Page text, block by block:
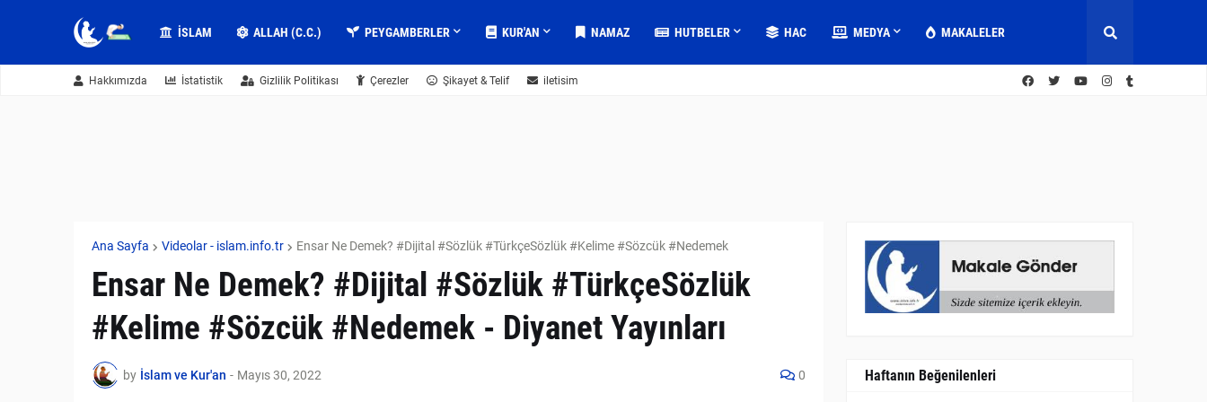
İSLAM ALLAH (C.C.) PEYGAMBERLER KUR'AN NAMAZ HUTBELER HAC MEDYA MAKALELER
Hakkımızda İstatistik Gizlilik Politikası Çerezler Şikayet & Telif iletisim
Ana Sayfa Videolar - islam.info.tr Ensar Ne Demek? #Dijital #Sözlük #TürkçeSözlük #Kelime #Sözcük #Nedemek
Ensar Ne Demek? #Dijital #Sözlük #TürkçeSözlük
#Kelime #Sözcük #Nedemek - Diyanet Yayınları
by İslam ve Kur'an - Mayıs 30, 2022 0 Haftanın Beğenilenleri